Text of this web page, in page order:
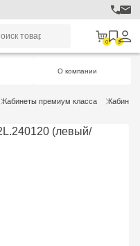
0 0
О компании
Кабинеты премиум класса Кабинет